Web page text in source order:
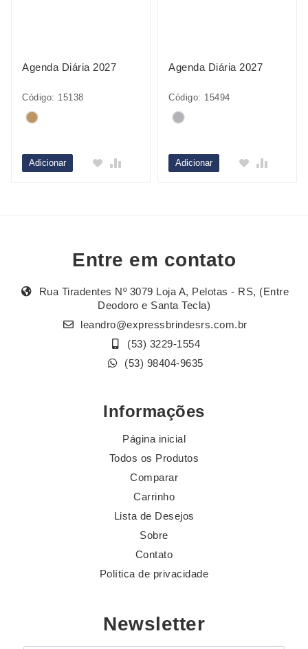
Agenda Diária 2027
Código: 15138
Adicionar
Agenda Diária 2027
Código: 15494
Adicionar
Entre em contato
Rua Tiradentes Nº 3079 Loja A, Pelotas - RS, (Entre
Deodoro e Santa Tecla)
leandro@expressbrindesrs.com.br
(53) 3229-1554
(53) 98404-9635
Informações
Página inicial
Todos os Produtos
Comparar
Carrinho
Lista de Desejos
Sobre
Contato
Política de privacidade
Newsletter